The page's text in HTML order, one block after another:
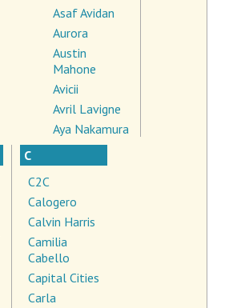
Asaf Avidan
Aurora
Austin
Mahone
Avicii
Avril Lavigne
Aya Nakamura
C
C2C
Calogero
Calvin Harris
Camilia
Cabello
Capital Cities
Carla